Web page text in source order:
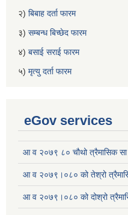
२) बिबाह दर्ता फारम
३) सम्बन्ध बिच्छेद फारम
४) बसाई सराई फारम
५) मृत्यु दर्ता फारम
eGov services
आ व २०७९ ८० चौथो त्रैमासिक सा
आ व २०७९।०८० को तेश्रो
आ व २०७९।०८० को दोश्रो